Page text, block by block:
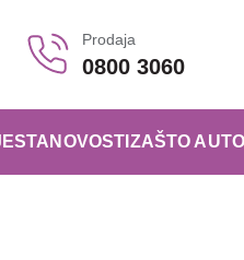
Prodaja
0800 3060
NOVOSTI ZAŠTO